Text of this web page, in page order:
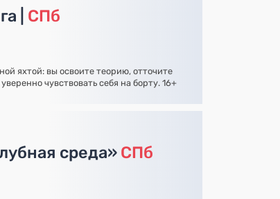
| СПб
яхтой: вы освоите теорию, отточите
чувствовать себя на борту. 16+
среда» СПб